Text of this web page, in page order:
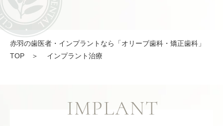
赤羽の歯医者・インプラントなら「オリーブ歯科・矯正歯科」
TOP ＞ インプラント治療
IMPLANT